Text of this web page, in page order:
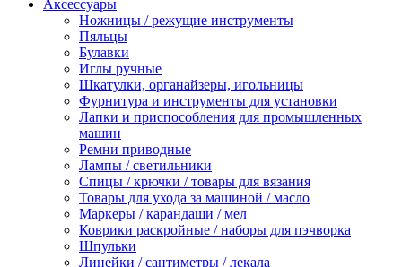
Аксессуары
Ножницы / режущие инструменты
Пяльцы
Булавки
Иглы ручные
Шкатулки, органайзеры, игольницы
Фурнитура и инструменты для установки
Лапки и приспособления для промышленных
машин
Ремни приводные
Лампы / светильники
Спицы / крючки / товары для вязания
Товары для ухода за машиной / масло
Маркеры / карандаши / мел
Коврики раскройные / наборы для пэчворка
Шпульки
Линейки / сантиметры / лекала